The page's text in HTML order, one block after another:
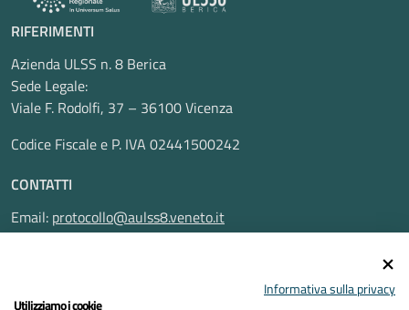
RIFERIMENTI
Azienda ULSS n. 8 Berica
Sede Legale:
Viale F. Rodolfi, 37 – 36100 Vicenza
Codice Fiscale e P. IVA 02441500242
CONTATTI
Email: protocollo@aulss8.veneto.it
Pec:protocollo.aulss8@pecveneto.it
Informativa sulla privacy
Utilizziamo i cookie